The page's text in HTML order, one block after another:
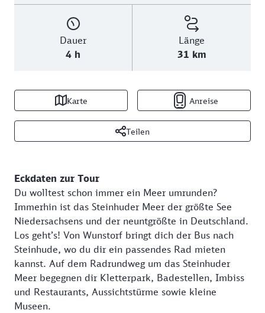
Dauer
4 h
Länge
31 km
Karte Anreise
Teilen
Eckdaten zur Tour
Du wolltest schon immer ein Meer umrunden?
Immerhin ist das Steinhuder Meer der größte See
Niedersachsens und der neuntgrößte in Deutschland.
Los geht’s! Von Wunstorf bringt dich der Bus nach
Steinhude, wo du dir ein passendes Rad mieten
kannst. Auf dem Radrundweg um das Steinhuder
Meer begegnen dir Kletterpark, Badestellen, Imbiss
und Restaurants, Aussichtstürme sowie kleine
Museen.